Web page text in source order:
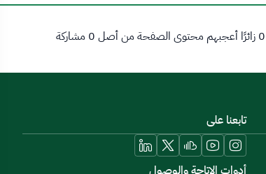
0 زائرًا أعجبهم محتوى الصفحة من أصل 0 مشاركة
تابعنا على
أدوات الاتاحة والوصول